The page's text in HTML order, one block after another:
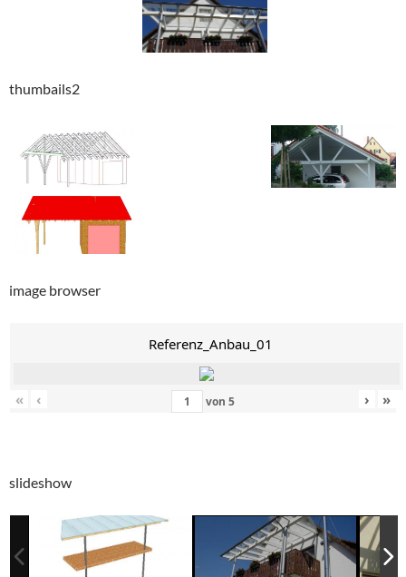
thumbails2
image browser
Referenz_Anbau_01
« ‹ von 5 › »
slideshow